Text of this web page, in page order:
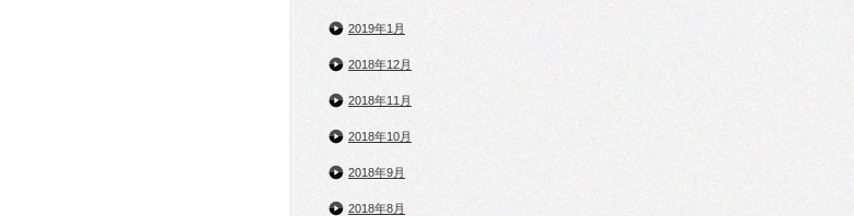
2019年1月
2018年12月
2018年11月
2018年10月
2018年9月
2018年8月